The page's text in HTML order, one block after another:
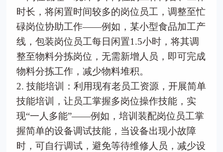
时长，将闲置时间较多的岗位员工，调整至忙
碌岗位协助工作——例如，某小型食品加工产
线，包装岗位员工每日闲置1.5小时，将其调
整至物料分拣岗位，无需新增人员，即可完成
物料分拣工作，减少物料堆积。
2. 技能培训：利用现有老员工资源，开展简单
技能培训，让员工掌握多岗位操作技能，实
现“一人多能”——例如，培训装配岗位员工掌
握简单的设备调试技能，当设备出现小故障
时，可自行调试，避免等待维修人员，减少设